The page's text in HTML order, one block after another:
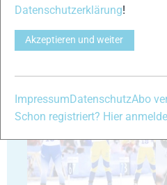
Datenschutzerklärung!
Akzeptieren und weiter
Impressum DatenschutzAbo
Schon registriert? Hier